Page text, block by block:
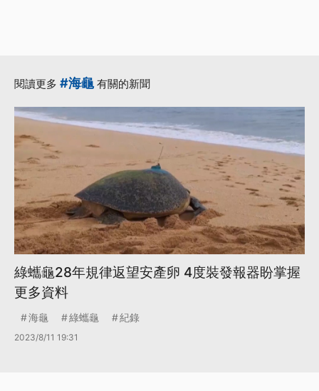
閱讀更多 #海龜有關的新聞
綠蠵龜28年規律返望安產卵 4度裝發報器盼掌握
更多資料
海龜 綠蠵龜 紀錄
2023/8/11 19:31